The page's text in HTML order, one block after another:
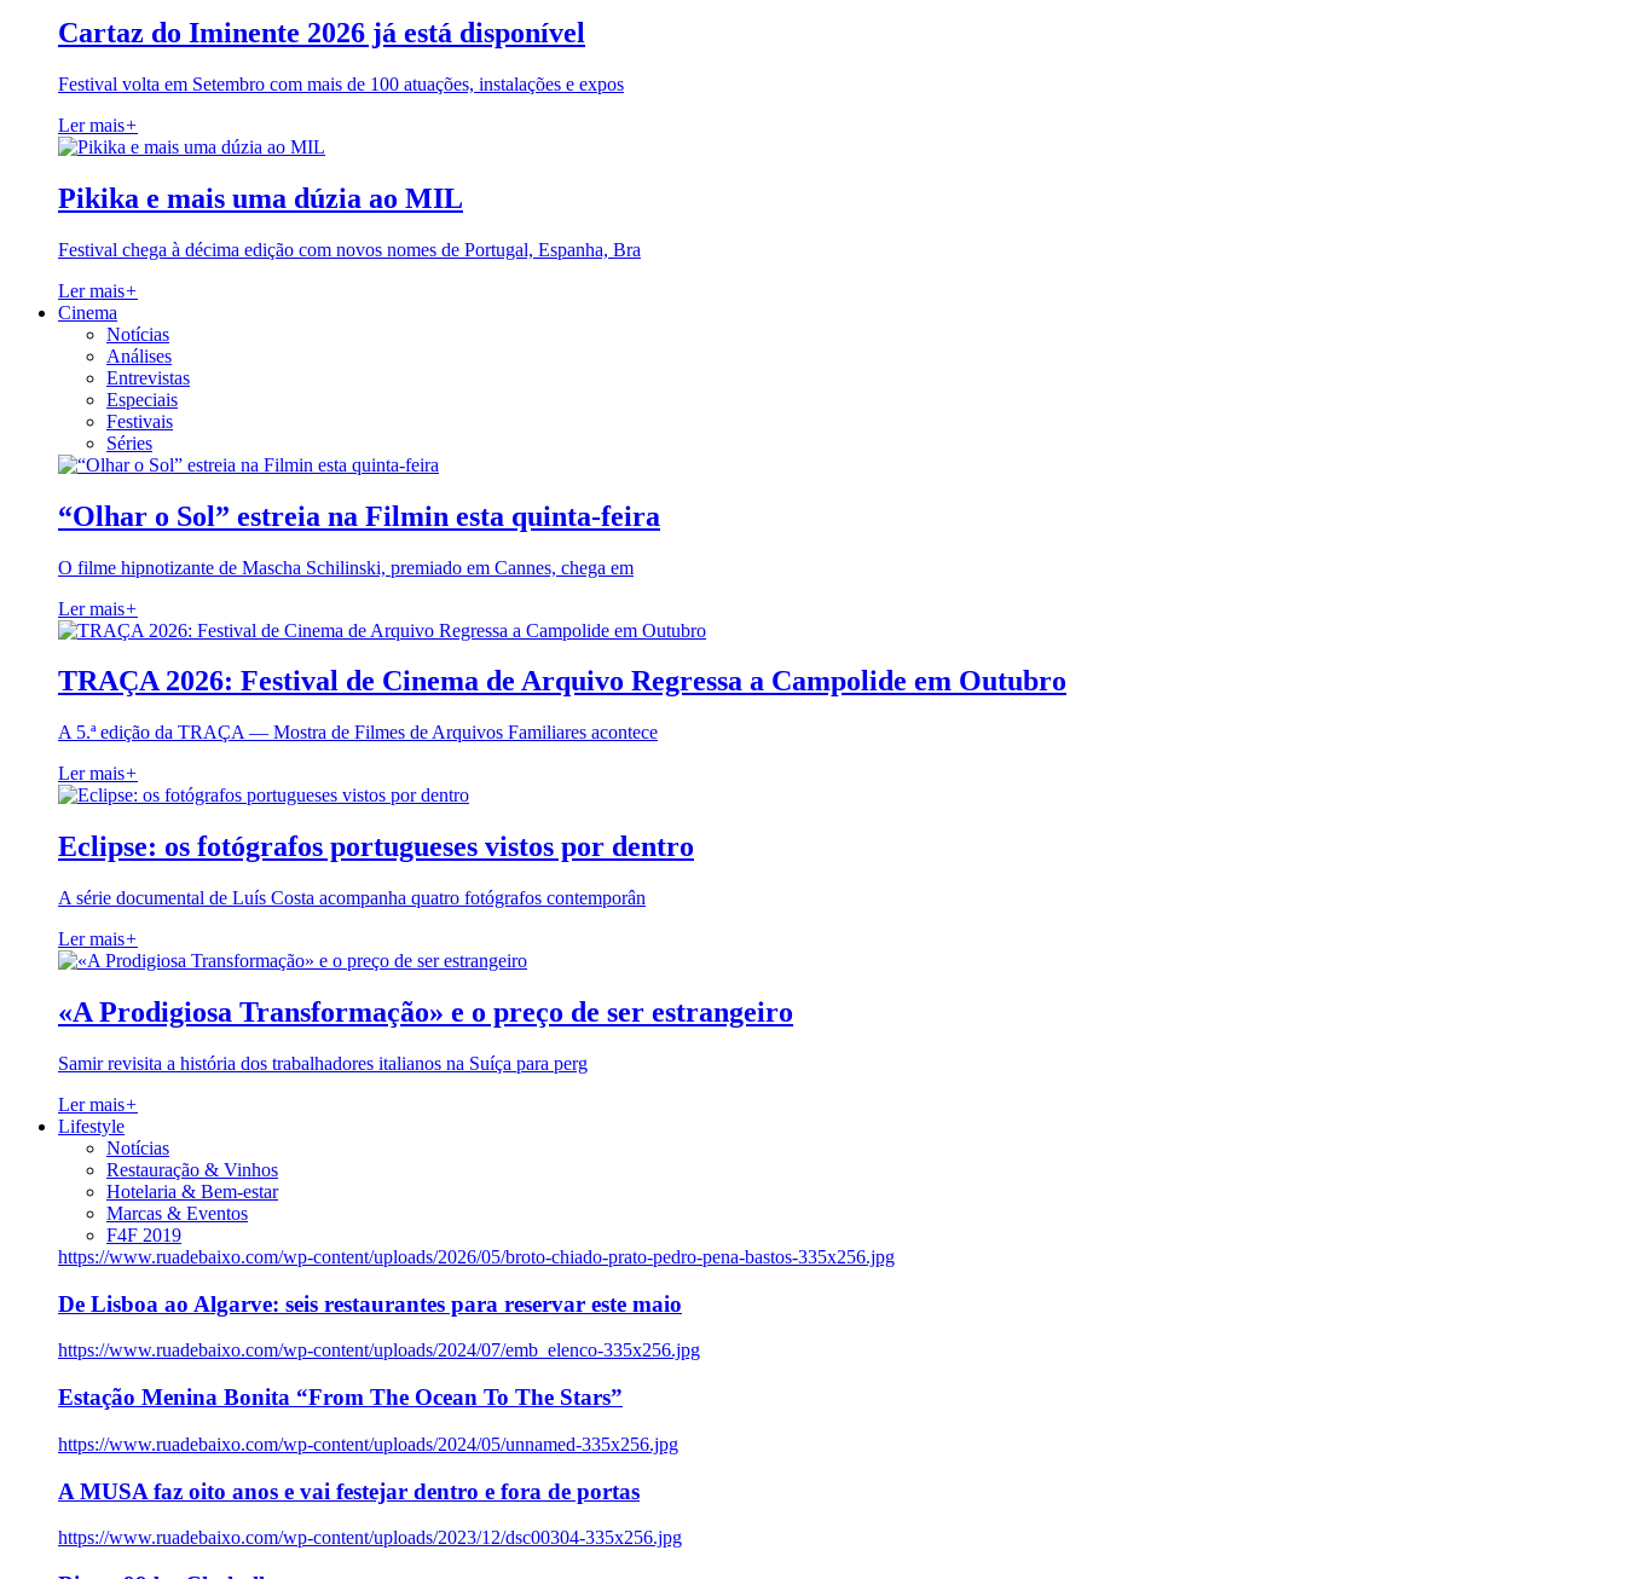
Cartaz do Iminente 2026 já está disponível
Festival volta em Setembro com mais de 100 atuações, instalações e expos
Ler mais+
Pikika e mais uma dúzia ao MIL
Festival chega à décima edição com novos nomes de Portugal, Espanha, Bra
Ler mais+
Cinema
Notícias
Análises
Entrevistas
Especiais
Festivais
Séries
“Olhar o Sol” estreia na Filmin esta quinta-feira
O filme hipnotizante de Mascha Schilinski, premiado em Cannes, chega em
Ler mais+
TRAÇA 2026: Festival de Cinema de Arquivo Regressa a Campolide em Outubro
A 5.ª edição da TRAÇA — Mostra de Filmes de Arquivos Familiares acontece
Ler mais+
Eclipse: os fotógrafos portugueses vistos por dentro
A série documental de Luís Costa acompanha quatro fotógrafos contemporân
Ler mais+
«A Prodigiosa Transformação» e o preço de ser estrangeiro
Samir revisita a história dos trabalhadores italianos na Suíça para perg
Ler mais+
Lifestyle
Notícias
Restauração & Vinhos
Hotelaria & Bem-estar
Marcas & Eventos
F4F 2019
https://www.ruadebaixo.com/wp-content/uploads/2026/05/broto-chiado-prato-pedro-pena-bastos-335x256.jpg
De Lisboa ao Algarve: seis restaurantes para reservar este maio
https://www.ruadebaixo.com/wp-content/uploads/2024/07/emb_elenco-335x256.jpg
Estação Menina Bonita “From The Ocean To The Stars”
https://www.ruadebaixo.com/wp-content/uploads/2024/05/unnamed-335x256.jpg
A MUSA faz oito anos e vai festejar dentro e fora de portas
https://www.ruadebaixo.com/wp-content/uploads/2023/12/dsc00304-335x256.jpg